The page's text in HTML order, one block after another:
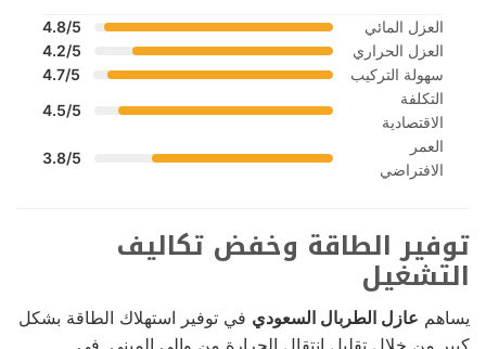
العزل المائي
4.8/5
العزل الحراري
4.2/5
سهولة التركيب
4.7/5
التكلفة
الاقتصادية
4.5/5
العمر
الافتراضي
3.8/5
توفير الطاقة وخفض تكاليف
التشغيل
يساهم عازل الطربال السعودي في توفير استهلاك الطاقة بشكل
كبير من خلال تقليل انتقال الحرارة من وإلى المبنى. في